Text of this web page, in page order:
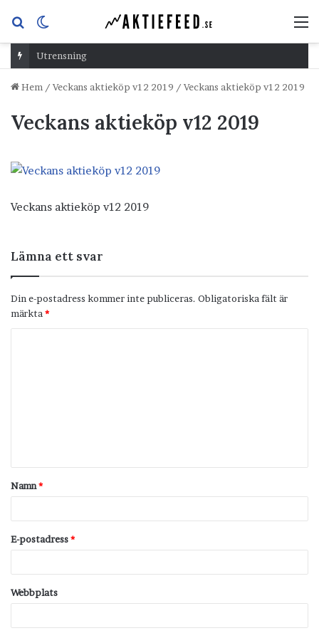
Sök
efterskin
Utrensning
Hem / Veckans aktieköp v12 2019 / Veckans aktieköp v12 2019
Veckans aktieköp v12 2019
Veckans aktieköp v12 2019
Lämna ett svar
Din e-postadress kommer inte publiceras. Obligatoriska fält är
märkta *
t
a
Namn*
E-postadress*
Webbplats